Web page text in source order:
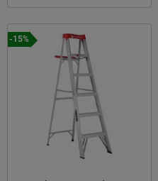
-15%